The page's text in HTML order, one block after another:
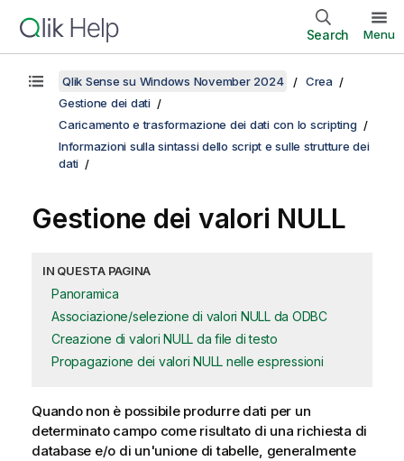
Search Menu
Qlik Sense su Windows November 2024
Crea
Gestione dei dati
Caricamento e trasformazione dei dati con lo scripting
Informazioni sulla sintassi dello script e sulle strutture dei
dati
Gestione dei valori NULL
IN QUESTA PAGINA
Panoramica
Associazione/selezione di valori NULL da ODBC
Creazione di valori NULL da file di testo
Propagazione dei valori NULL nelle espressioni
Quando non è possibile produrre dati per un
determinato campo come risultato di una richiesta di
database e/o di un'unione di tabelle, generalmente